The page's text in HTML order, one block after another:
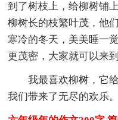
到了树枝上，给柳树铺
柳树长的枝繁叶茂，他
寒冷的冬天，美美睡一
更茂密，大家就可以来
我最喜欢柳树，它
我们带来了无尽的欢乐。